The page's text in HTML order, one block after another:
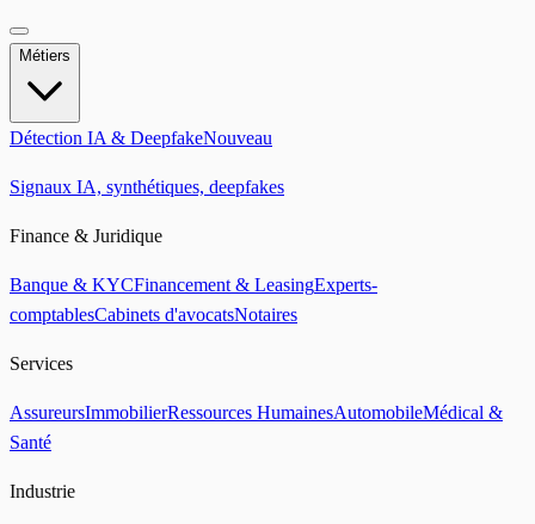
Métiers
Détection IA & DeepfakeNouveau
Signaux IA, synthétiques, deepfakes
Finance & Juridique
Banque & KYCFinancement & LeasingExperts-
comptablesCabinets d'avocatsNotaires
Services
AssureursImmobilierRessources HumainesAutomobileMédical &
Santé
Industrie